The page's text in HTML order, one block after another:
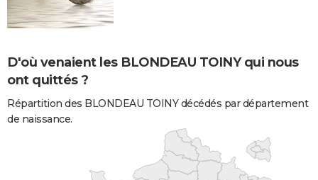
D'où venaient les BLONDEAU TOINY qui nous
ont quittés ?
Répartition des BLONDEAU TOINY décédés par département
de naissance.